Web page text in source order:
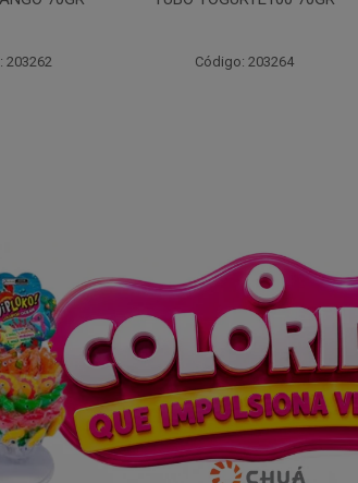
203264 Código: 203261